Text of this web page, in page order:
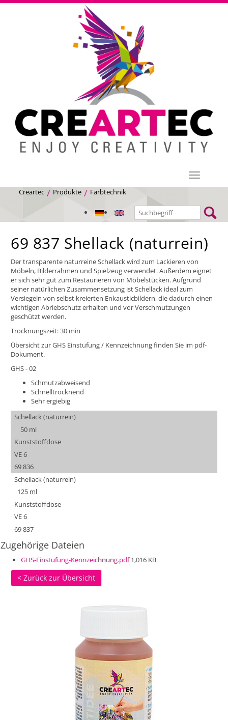
Menü
Creartec Produkte Farbtechnik
69 837 Shellack (naturrein)
Der transparente naturreine Schellack wird zum Lackieren von
Möbeln, Bilderrahmen und Spielzeug verwendet. Außerdem eignet
er sich sehr gut zum Restaurieren von Möbelstücken. Aufgrund
seiner natürlichen Zusammensetzung ist Schellack ideal zum
Versiegeln von selbst kreierten Enkausticbildern, die dadurch einen
wichtigen Abriebschutz erhalten und vor Verschmutzungen
geschützt werden.
Trocknungszeit: 30 min
Übersicht zur GHS Einstufung / Kennzeichnung finden Sie im pdf-
Dokument.
GHS - 02
Schmutzabweisend
Schnelltrocknend
Sehr ergiebig
Schellack (naturrein)
50 ml
Kunststoffdose
VE 6
69 836
Schellack (naturrein)
125 ml
Kunststoffdose
VE 6
69 837
Zugehörige Dateien
GHS-Einstufung-Kennzeichnung.pdf 1,016 KB
< Zurück zur Übersicht